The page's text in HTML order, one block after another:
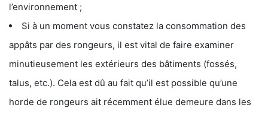
l’environnement ;
Si à un moment vous constatez la consommation des
appâts par des rongeurs, il est vital de faire examiner
minutieusement les extérieurs des bâtiments (fossés,
talus, etc.). Cela est dû au fait qu’il est possible qu’une
horde de rongeurs ait récemment élue demeure dans les